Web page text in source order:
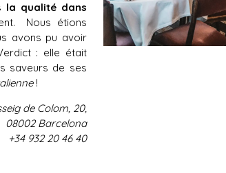
la qualité dans
Nous étions
avons pu avoir
: elle était
saveurs de ses
!
de Colom, 20,
08002 Barcelona
+34 932 20 46 40